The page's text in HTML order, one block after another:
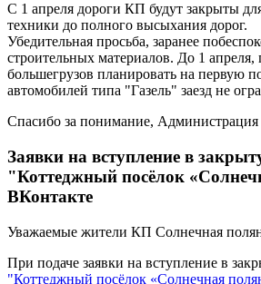
С 1 апреля дороги КП будут закрыты
техники до полного высыхания дорог.
Убедительная просьба, заранее
строительных материалов. До 1 апреля,
большегрузов планировать на первую
автомобилей типа "Газель" заезд не
Спасибо за понимание,
Заявки на вступление в
"Коттеджный посёлок
ВКонтакте
Уважаемые жители КП Солнечная
При подаче заявки на вступление в
"Коттеджный посёлок «Солнечная